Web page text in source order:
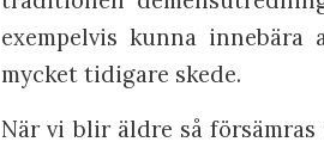
exempelvis kunna
mycket tidigare skede.
När vi blir äldre så